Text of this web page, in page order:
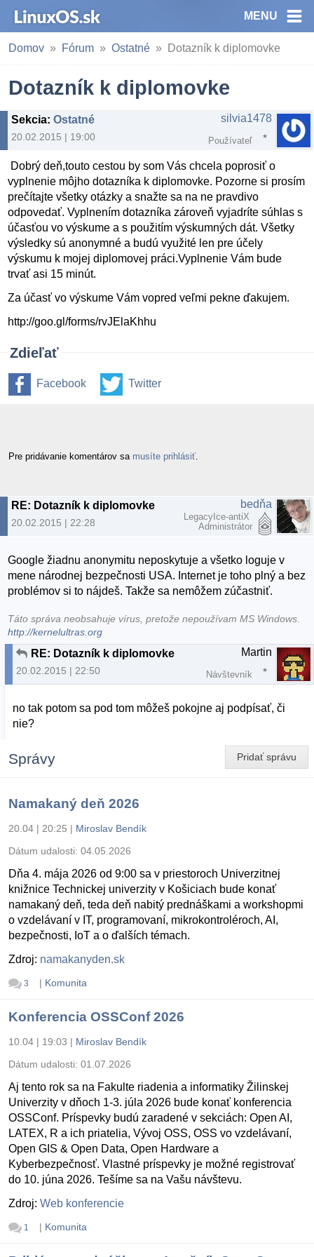
MENU
Domov Fórum Ostatné Dotazník k diplomovke
Dotazník k diplomovke
Sekcia: Ostatné
20.02.2015 | 19:00
silvia1478
Používateľ
Dobrý deň,touto cestou by som Vás chcela poprosiť o
vyplnenie môjho dotazníka k diplomovke. Pozorne si prosím
prečítajte všetky otázky a snažte sa na ne pravdivo
odpovedať. Vyplnením dotazníka zároveň vyjadríte súhlas s
účasťou vo výskume a s použitím výskumných dát. Všetky
výsledky sú anonymné a budú využité len pre účely
výskumu k mojej diplomovej práci.Vyplnenie Vám bude
trvať asi 15 minút.
Za účasť vo výskume Vám vopred veľmi pekne ďakujem.
http://goo.gl/forms/rvJElaKhhu
Zdieľať
Facebook Twitter
Pre pridávanie komentárov sa musíte prihlásiť
RE: Dotazník k diplomovke
20.02.2015 | 22:28
bedňa
LegacyIce-antiX
Administrátor
Google žiadnu anonymitu neposkytuje a všetko loguje v
mene národnej bezpečnosti USA. Internet je toho plný a bez
problémov si to nájdeš. Takže sa nemôžem zúčastniť.
Táto správa neobsahuje vírus, pretože nepoužívam MS Windows.
http://kernelultras.org
RE: Dotazník k diplomovke
20.02.2015 | 22:50
Martin
Návštevník
no tak potom sa pod tom môžeš pokojne aj podpísať, či
nie?
Pridať správu
Správy
Namakaný deň 2026
20.04 | 20:25 | Miroslav Bendík
Dátum udalosti: 04.05.2026
Dňa 4. mája 2026 od 9:00 sa v priestoroch Univerzitnej
knižnice Technickej univerzity v Košiciach bude konať
namakaný deň, teda deň nabitý prednáškami a workshopmi
o vzdelávaní v IT, programovaní, mikrokontroléroch, AI,
bezpečnosti, IoT a o ďalších témach.
Zdroj: namakanyden.sk
3 | Komunita
Konferencia OSSConf 2026
10.04 | 19:03 | Miroslav Bendík
Dátum udalosti: 01.07.2026
Aj tento rok sa na Fakulte riadenia a informatiky Žilinskej
Univerzity v dňoch 1-3. júla 2026 bude konať konferencia
OSSConf. Príspevky budú zaradené v sekciách: Open AI,
LATEX, R a ich priatelia, Vývoj OSS, OSS vo vzdelávaní,
Open GIS & Open Data, Open Hardware a
Kyberbezpečnosť. Vlastné príspevky je možné registrovať
do 10. júna 2026. Tešíme sa na Vašu návštevu.
Zdroj: Web konferencie
1 | Komunita